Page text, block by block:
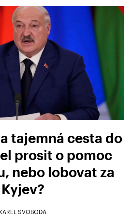
tajemná cesta do
prosit o pomoc
nebo lobovat za
Kyjev?
KAREL SVOBODA